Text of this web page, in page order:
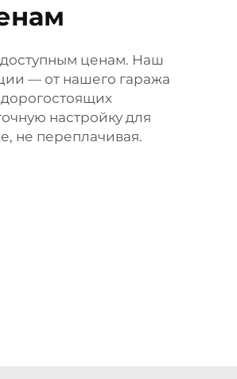
ценам. Наш
— от нашего гаража
настройку для
не переплачивая.